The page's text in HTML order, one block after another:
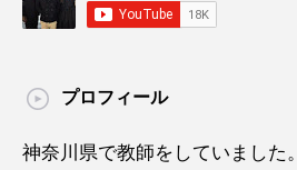
プロフィール
神奈川県で教師をしていました。